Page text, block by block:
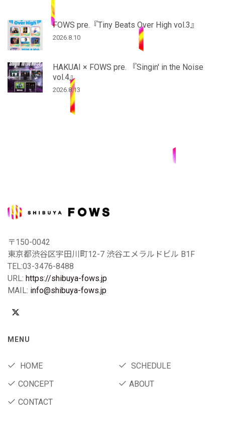
FOWS pre.『Tiny Beats Over High vol.3』
2026.8.10
HAKUAI × FOWS pre. 『Singin' in the Noise
vol.4』
2026.8.13
〒150-0042
東京都渋谷区宇田川町12-7 渋谷エメラルドビル B1F
TEL:03-3476-8488
URL: https://shibuya-fows.jp
MAIL: info@shibuya-fows.jp
MENU
HOME
SCHEDULE
CONCEPT
ABOUT
CONTACT